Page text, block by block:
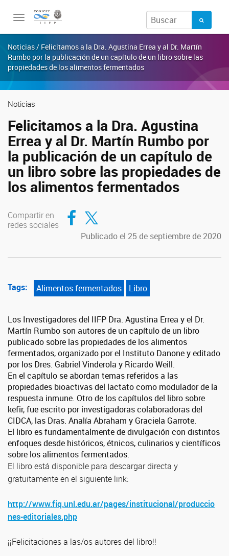
Toggle
Noticias / Felicitamos a la Dra. Agustina Errea y al Dr. Martín
Rumbo por la publicación de un capítulo de un libro sobre las
propiedades de los alimentos fermentados
Noticias
Felicitamos a la Dra. Agustina
Errea y al Dr. Martín Rumbo por
la publicación de un capítulo de
un libro sobre las propiedades de
los alimentos fermentados
Compartir en
redes sociales
Compartir en Facebook
Compartir en Twitter
Publicado el 25 de septiembre de 2020
Tags: Alimentos fermentados Libro
Los Investigadores del IIFP Dra. Agustina Errea y el Dr.
Martín Rumbo son autores de un capítulo de un libro
publicado sobre las propiedades de los alimentos
fermentados, organizado por el Instituto Danone y editado
por los Dres. Gabriel Vinderola y Ricardo Weill.
En el capítulo se abordan temas referidos a las
propiedades bioactivas del lactato como modulador de la
respuesta inmune. Otro de los capítulos del libro sobre
kefir, fue escrito por investigadoras colaboradoras del
CIDCA, las Dras. Analía Abraham y Graciela Garrote.
El libro es fundamentalmente de divulgación con distintos
enfoques desde históricos, étnicos, culinarios y científicos
sobre los alimentos fermentados.
El libro está disponible para descargar directa y
gratuitamente en el siguiente link:
http://www.fiq.unl.edu.ar/pages/institucional/produccio
nes-editoriales.php
¡¡Felicitaciones a las/os autores del libro!!